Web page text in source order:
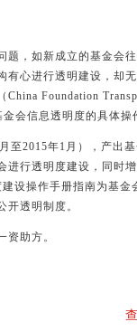
，如新成立的基金会
心进行透明建设，却
Foundation
会信息透明度的具体操
至2015年1月），产出
行透明度建设，同时
设操作手册指南为基金
透明制度。
助方。